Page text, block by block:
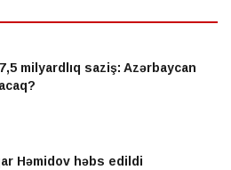
milyardlıq saziş: Azərbaycan
Həmidov həbs edildi